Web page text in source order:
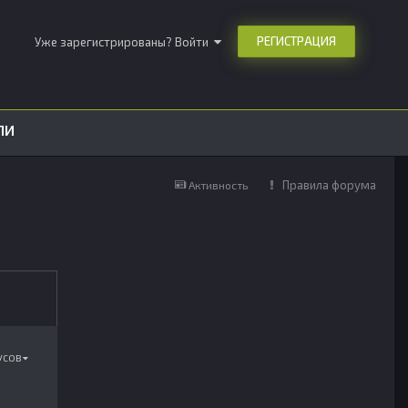
Уже зарегистрированы? Войти РЕГИСТРАЦИЯ
Активность Правила форума